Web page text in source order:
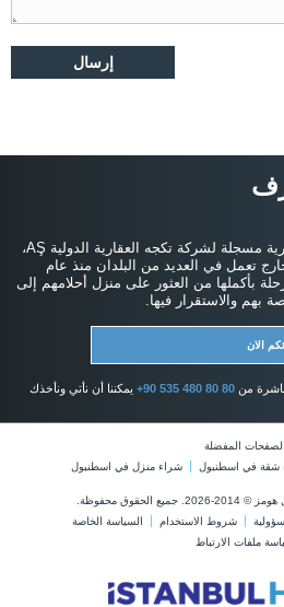
اسطنبول هومز ® هي علامة تجارية مسجلة لشركة تكجه العقارية الدولية AŞ،
تعمل في العديد من البلدان منذ عام
بأكملها من العثور على منزل أحلامهم إلى
بهم والاستقرار فيها.
الان
من +90 535 480 80 80 يمكننا أن نأتي ونأخذك
الصفحات المفضلة
شقة في اسطنبول شراء منزل في اسطنبول
محفوظة.
شروط الاستخدام
السياسة الخاصة
ملفات الارتباط